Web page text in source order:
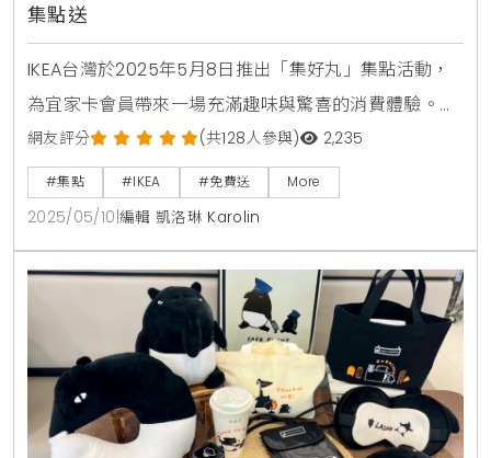
集點送
IKEA台灣於2025年5月8日推出「集好丸」集點活動，
為宜家卡會員帶來一場充滿趣味與驚喜的消費體驗。即
日起至8月31日，只要加入IKEA LINE官方帳號並升級數
位宜家卡，無論在門市或線上消費，每1元即可累積1
點。集滿指定點數可兌換限量肉丸鑰匙圈、家具家飾抵
用券及免費瑞典肉丸餐三大好禮。這場活動以可愛的肉
丸擬人化設計結合實用獎勵，讓消費者在購物之餘，享
受療癒與實惠的居家生活樂趣。三大好禮一次拿「
網友評分 (共128人參與) 2,235
#集點 #IKEA #免費送 More
2025/05/10 編輯 凱洛琳 Karolin